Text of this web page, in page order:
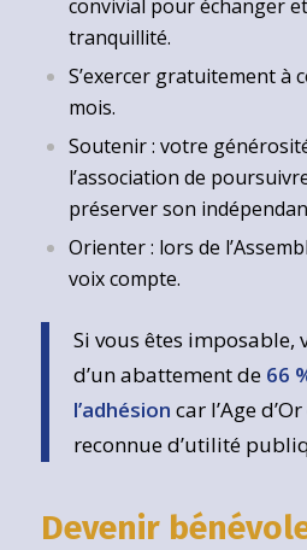
convivial pour échanger
tranquillité.
S’exercer gratuitement à
mois.
Soutenir : votre
l’association de
préserver son
Orienter : lors de
voix compte.
Si vous êtes imposable,
d’un abattement de 66
l’adhésion car l’Age
reconnue d’utilité
Devenir